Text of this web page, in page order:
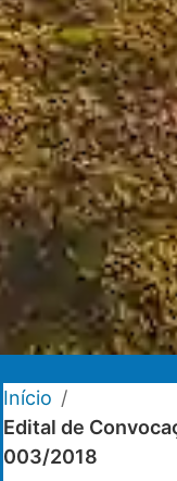
Início /
Edital de
003/2018